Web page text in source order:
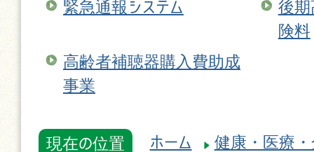
緊急通報システム
後期
険料
高齢者補聴器購入費助成
事業
現在の位置 ホーム
健康・医療